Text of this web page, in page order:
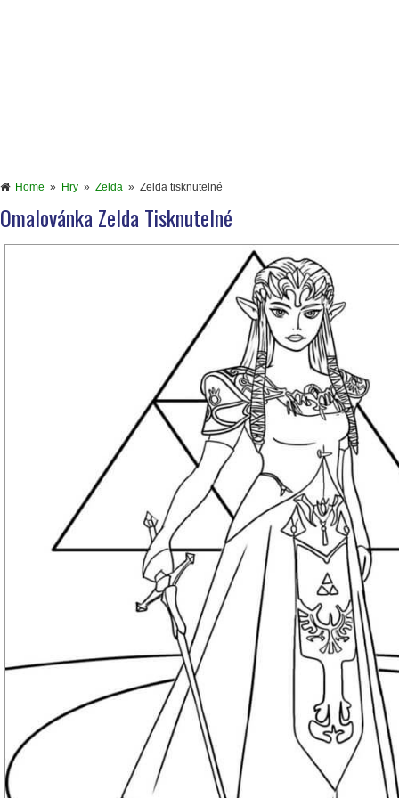
Home » Hry » Zelda » Zelda tisknutelné
Omalovánka Zelda Tisknutelné